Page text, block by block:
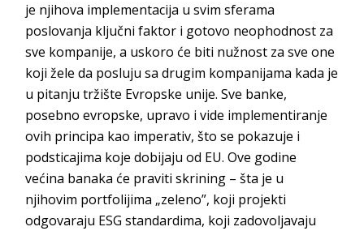
je njihova implementacija u svim sferama
poslovanja ključni faktor i gotovo neophodnost za
sve kompanije, a uskoro će biti nužnost za sve one
koji žele da posluju sa drugim kompanijama kada je
u pitanju tržište Evropske unije. Sve banke,
posebno evropske, upravo i vide implementiranje
ovih principa kao imperativ, što se pokazuje i
podsticajima koje dobijaju od EU. Ove godine
većina banaka će praviti skrining – šta je u
njihovim portfolijima „zeleno”, koji projekti
odgovaraju ESG standardima, koji zadovoljavaju